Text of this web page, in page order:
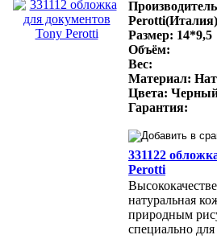
Perotti(Италия)
Размер: 14*9,5
Объём:
Вес:
Материал:
Цвета:
Гарантия:
331122
Perotti
натуральная
природным
специально